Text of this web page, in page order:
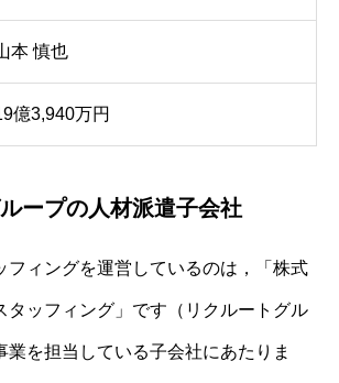
本 慎也
億3,940万円
ープの人材派遣子会社
フィングを運営しているのは，「株式
タッフィング」です（リクルートグル
業を担当している子会社にあたりま